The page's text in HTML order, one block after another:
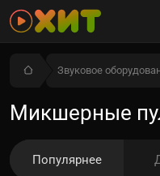
Звуковое
Микшерные
Популярнее